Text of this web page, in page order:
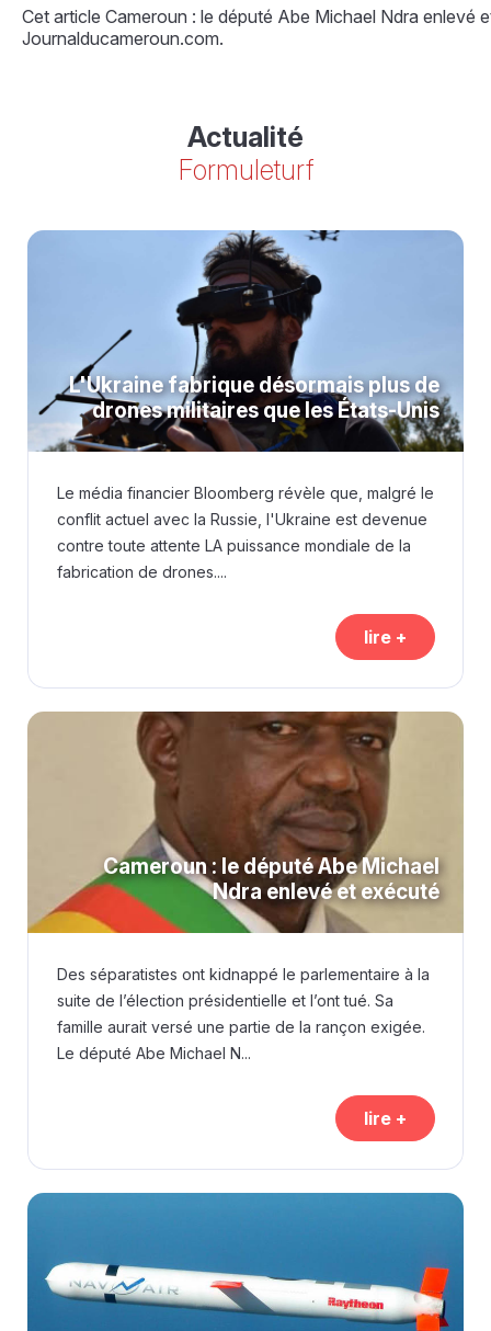
Cet article Cameroun : le député Abe Michael Ndra enlevé
Journalducameroun.com.
Actualité
Formuleturf
L'Ukraine fabrique désormais plus de
drones militaires que les États-Unis
Le média financier Bloomberg révèle que, malgré le
conflit actuel avec la Russie, l'Ukraine est devenue
contre toute attente LA puissance mondiale de la
fabrication de drones....
lire +
Cameroun : le député Abe Michael
Ndra enlevé et exécuté
Des séparatistes ont kidnappé le parlementaire à la
suite de l’élection présidentielle et l’ont tué. Sa
famille aurait versé une partie de la rançon exigée.
Le député Abe Michael N...
lire +